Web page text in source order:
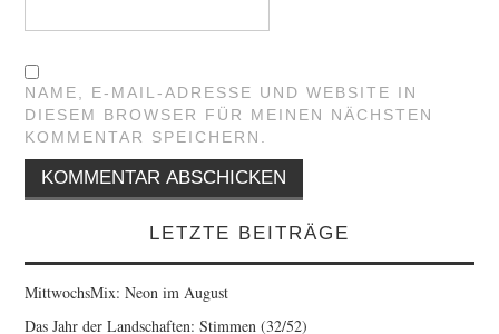
NAME, E-MAIL-ADRESSE UND WEBSITE IN
DIESEM BROWSER FÜR MEINEN NÄCHSTEN
KOMMENTAR SPEICHERN.
LETZTE BEITRÄGE
MittwochsMix: Neon im August
Das Jahr der Landschaften: Stimmen (32/52)